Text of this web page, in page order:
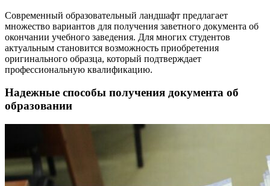
Современный образовательный ландшафт предлагает
множество вариантов для получения заветного документа об
окончании учебного заведения. Для многих студентов
актуальным становится возможность приобретения
оригинального образца, который подтверждает
профессиональную квалификацию.
Надежные способы получения документа об
образовании